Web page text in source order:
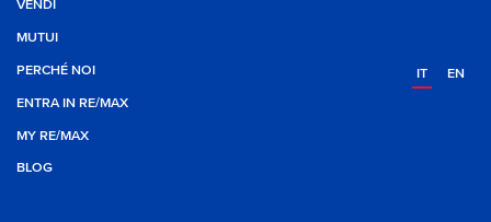
VENDI
MUTUI
PERCHÉ NOI
ENTRA IN RE/MAX
MY RE/MAX
BLOG
IT EN